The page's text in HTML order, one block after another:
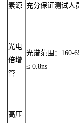
素源 充分保证测试人
光电
倍增
管
光谱范围：160-
≤ 0.8ns
高压